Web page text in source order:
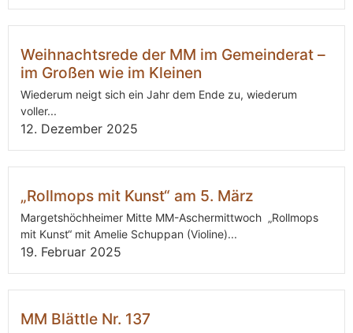
Weihnachtsrede der MM im Gemeinderat –
im Großen wie im Kleinen
Wiederum neigt sich ein Jahr dem Ende zu, wiederum
voller...
12. Dezember 2025
„Rollmops mit Kunst“ am 5. März
Margetshöchheimer Mitte MM-Aschermittwoch „Rollmops
mit Kunst“ mit Amelie Schuppan (Violine)...
19. Februar 2025
MM Blättle Nr. 137